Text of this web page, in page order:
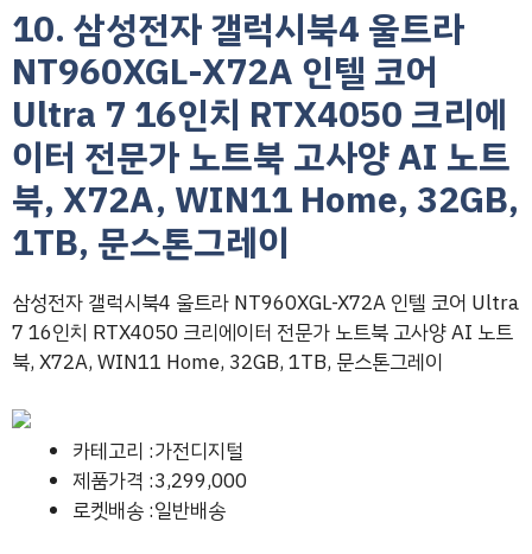
10. 삼성전자 갤럭시북4 울트라
NT960XGL-X72A 인텔 코어
Ultra 7 16인치 RTX4050 크리에
이터 전문가 노트북 고사양 AI 노트
북, X72A, WIN11 Home, 32GB,
1TB, 문스톤그레이
삼성전자 갤럭시북4 울트라 NT960XGL-X72A 인텔 코어 Ultra
7 16인치 RTX4050 크리에이터 전문가 노트북 고사양 AI 노트
북, X72A, WIN11 Home, 32GB, 1TB, 문스톤그레이
카테고리 :가전디지털
제품가격 :3,299,000
로켓배송 :일반배송